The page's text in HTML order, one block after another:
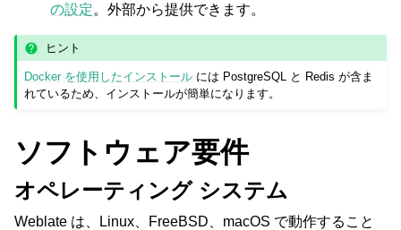
の設定。外部から提供できます。
ヒント
Docker を使用したインストール には PostgreSQL と Redis が含ま
れているため、インストールが簡単になります。
ソフトウェア要件
オペレーティング システム
Weblate は、Linux、FreeBSD、macOS で動作すること